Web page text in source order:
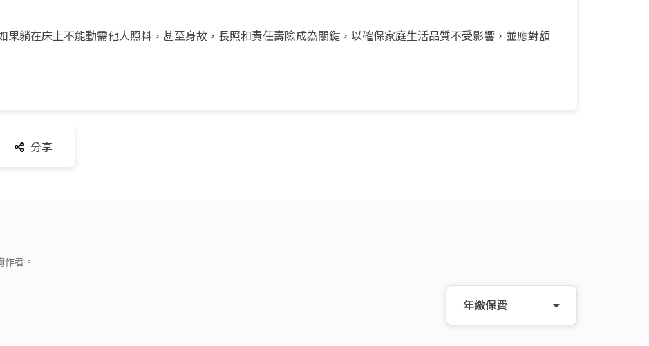
果躺在床上不能動需他人照料，甚至身故，長照和責任壽險成為關鍵，以確保家庭生活品質不受影響，並應對額
分享
者。
年繳保費